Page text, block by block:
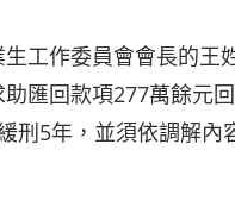
工作委員會會長的
匯回款項277萬餘元
刑5年，並須依調解